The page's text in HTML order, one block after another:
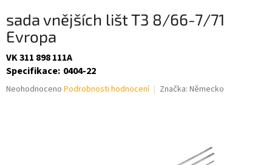
sada vnějších lišt T3 8/66-7/71
Evropa
VK 311 898 111A
Specifikace: 0404-22
Průměrné
Neohodnoceno Podrobnosti hodnocení Značka: Německo